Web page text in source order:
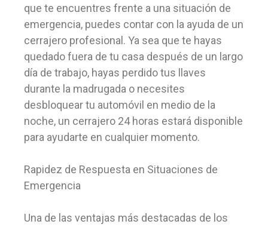
que te encuentres frente a una situación de
emergencia, puedes contar con la ayuda de un
cerrajero profesional. Ya sea que te hayas
quedado fuera de tu casa después de un largo
día de trabajo, hayas perdido tus llaves
durante la madrugada o necesites
desbloquear tu automóvil en medio de la
noche, un cerrajero 24 horas estará disponible
para ayudarte en cualquier momento.
Rapidez de Respuesta en Situaciones de
Emergencia
Una de las ventajas más destacadas de los